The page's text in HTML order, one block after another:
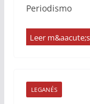
Periodismo
LEGANÉS